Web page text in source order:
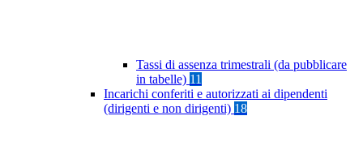
Tassi di assenza trimestrali (da pubblicare
in tabelle) 11
Incarichi conferiti e autorizzati ai dipendenti
(dirigenti e non dirigenti) 18